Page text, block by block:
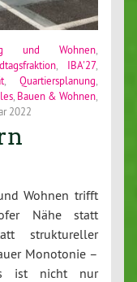
und Wohnen
, IBA'27,
Quartiersplanung
, Bauen & Wohnen
2022
Wohnen trifft
Nähe statt
struktureller
Monotonie –
ist nicht nur